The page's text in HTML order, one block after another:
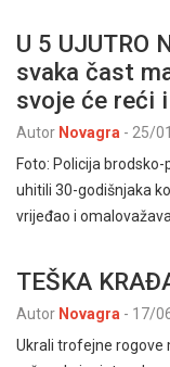
U 5 UJUTRO
svaka čast
svoje će reći
Autor Novagra - 25/
Foto: Policija
uhitili 30-godišnjaka
vrijeđao i
TEŠKA
Autor Novagra - 17/
Ukrali trofejne rogove